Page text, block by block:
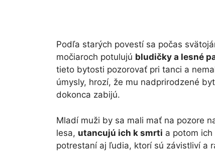
Podľa starých povestí sa počas
močiaroch potulujú bludičky a lesné
tieto bytosti pozorovať pri tanci a
úmysly, hrozí, že mu nadprirodzené
dokonca zabijú.
Mladí muži by sa mali mať na pozore
lesa, utancujú ich k smrti a potom
potrestaní aj ľudia, ktorí sú závistliví a